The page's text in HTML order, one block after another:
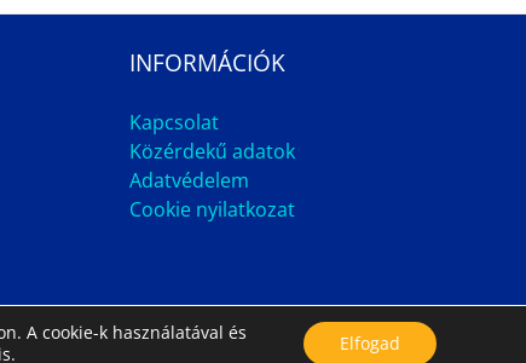
INFORMÁCIÓK
Kapcsolat
Közérdekű adatok
Adatvédelem
Cookie nyilatkozat
Impresszum Állás Archívum
A cookie-k használatával és
Elfogad